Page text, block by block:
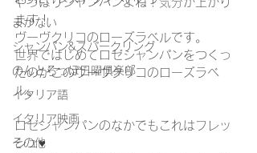
まかない
シャンパン&スパークリング
のんとろっぽ日曜俱楽部
イタリア語
イタリア映画
その他
ます！
ヴーヴクリコのローズラベルです。
世界ではじめてロゼシャンパンをつくっ
たのがこのヴーヴクリコのローズラベ
ル。
ロゼシャンパンのなかでもこれはフレッ
シュ♥